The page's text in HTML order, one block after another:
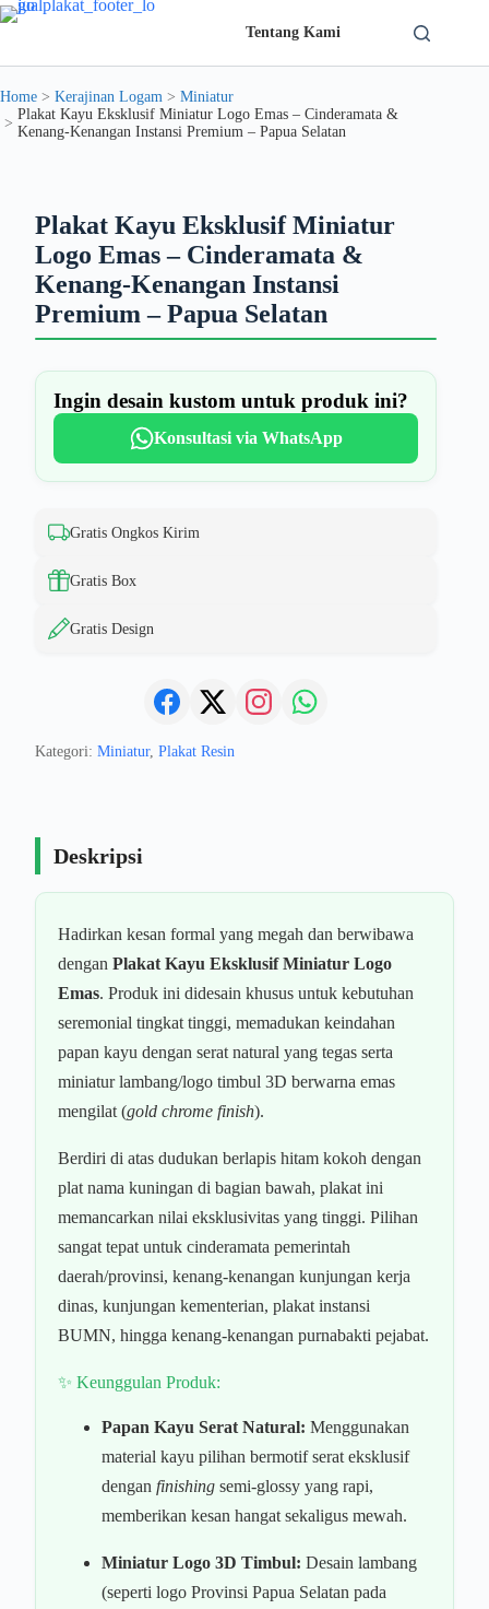
Skip
to
Solusi Custom Plakat Nomer 1 di Indonesia - jualplakat.id
Tentang Kami
Home > Kerajinan Logam > Miniatur
>
Plakat Kayu Eksklusif Miniatur Logo Emas – Cinderamata &
Kenang-Kenangan Instansi Premium – Papua Selatan
Plakat Kayu Eksklusif Miniatur
Logo Emas – Cinderamata &
Kenang-Kenangan Instansi
Premium – Papua Selatan
Ingin desain kustom untuk produk ini?
Konsultasi via WhatsApp
Gratis Ongkos Kirim
Gratis Box
Gratis Design
Kategori: Miniatur, Plakat Resin
Deskripsi
Hadirkan kesan formal yang megah dan berwibawa
dengan Plakat Kayu Eksklusif Miniatur Logo
Emas. Produk ini didesain khusus untuk kebutuhan
seremonial tingkat tinggi, memadukan keindahan
papan kayu dengan serat natural yang tegas serta
miniatur lambang/logo timbul 3D berwarna emas
mengilat (gold chrome finish).
Berdiri di atas dudukan berlapis hitam kokoh dengan
plat nama kuningan di bagian bawah, plakat ini
memancarkan nilai eksklusivitas yang tinggi. Pilihan
sangat tepat untuk cinderamata pemerintah
daerah/provinsi, kenang-kenangan kunjungan kerja
dinas, kunjungan kementerian, plakat instansi
BUMN, hingga kenang-kenangan purnabakti pejabat.
✨ Keunggulan Produk:
Papan Kayu Serat Natural: Menggunakan
material kayu pilihan bermotif serat eksklusif
dengan finishing semi-glossy yang rapi,
memberikan kesan hangat sekaligus mewah.
Miniatur Logo 3D Timbul: Desain lambang
(seperti logo Provinsi Papua Selatan pada